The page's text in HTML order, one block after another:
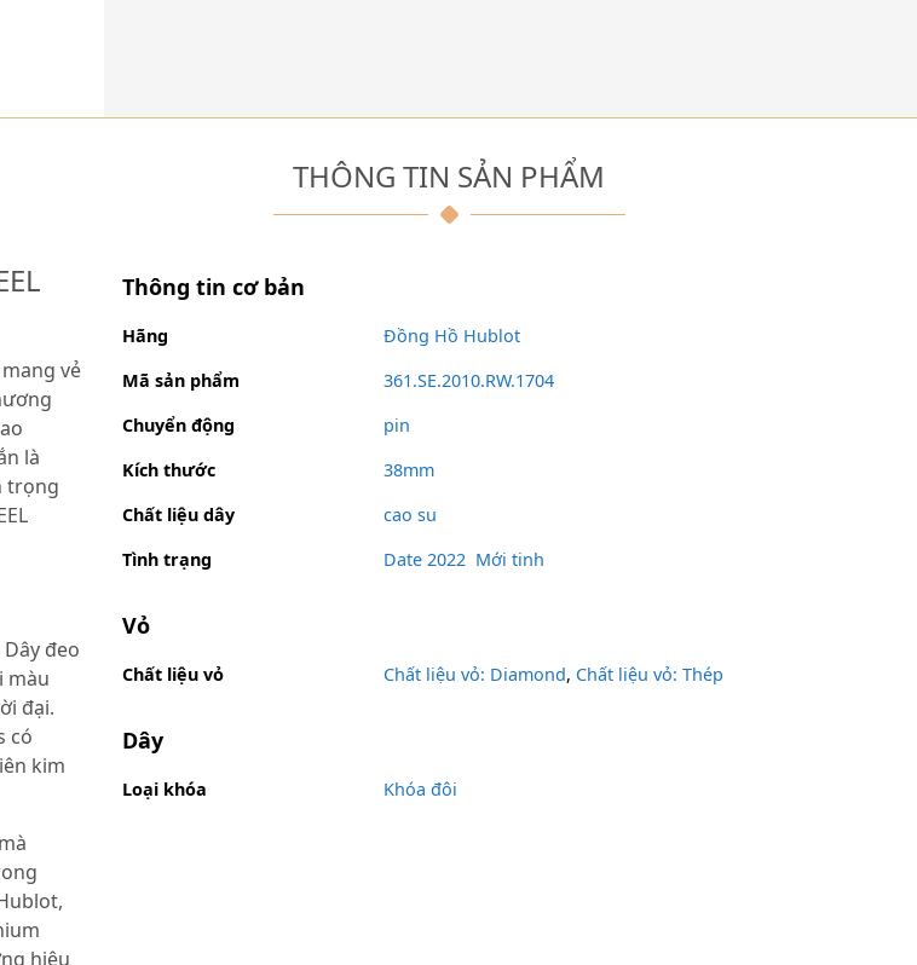
vẻ
là
trọng
đeo
màu
đại.
có
kim
hiệu
THÔNG TIN SẢN PHẨM
Thông tin cơ bản
Hãng
Đồng Hồ Hublot
Mã sản phẩm
361.SE.2010.RW.1704
Chuyển động
pin
Kích thước
38mm
Chất liệu dây
cao su
Tình trạng
Date 2022 Mới tinh
Vỏ
Chất liệu vỏ Chất liệu vỏ: Diamond, Chất liệu vỏ: Thép
Dây
Loại khóa Khóa đôi